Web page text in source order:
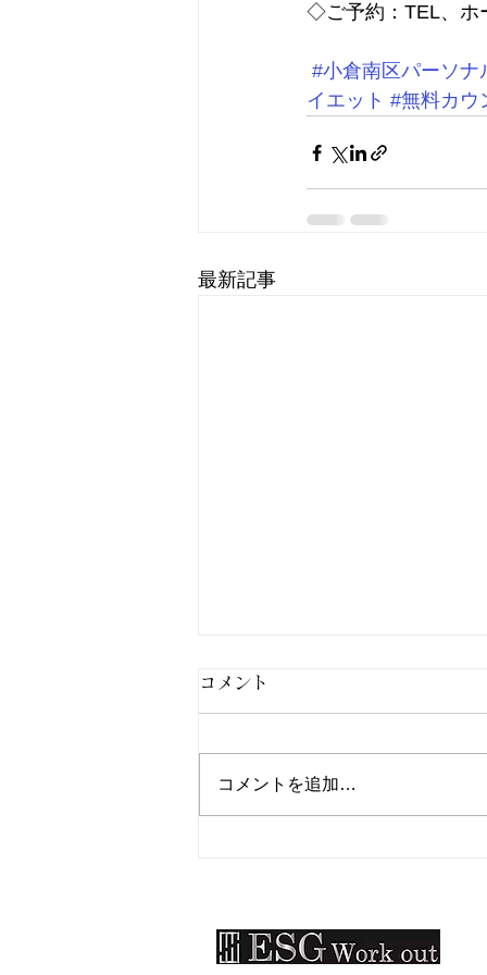
◇ご予約：TEL、ホ
#小倉南区パーソナ
イエット #無料カウ
最新記事
場！
コメント
コメントを追加…